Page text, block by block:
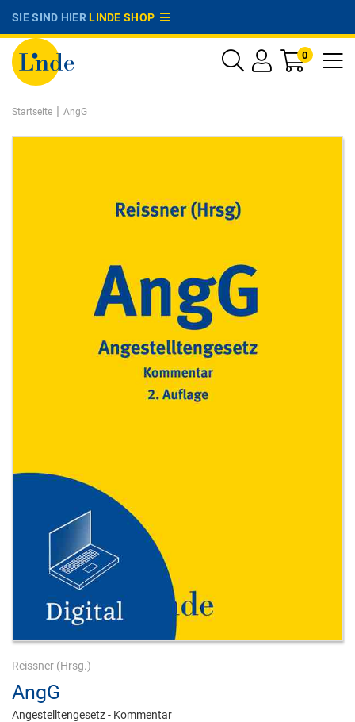
SIE SIND HIERLINDE SHOP
0
Startseite | AngG
Reissner (Hrsg.)
AngG
Angestelltengesetz - Kommentar